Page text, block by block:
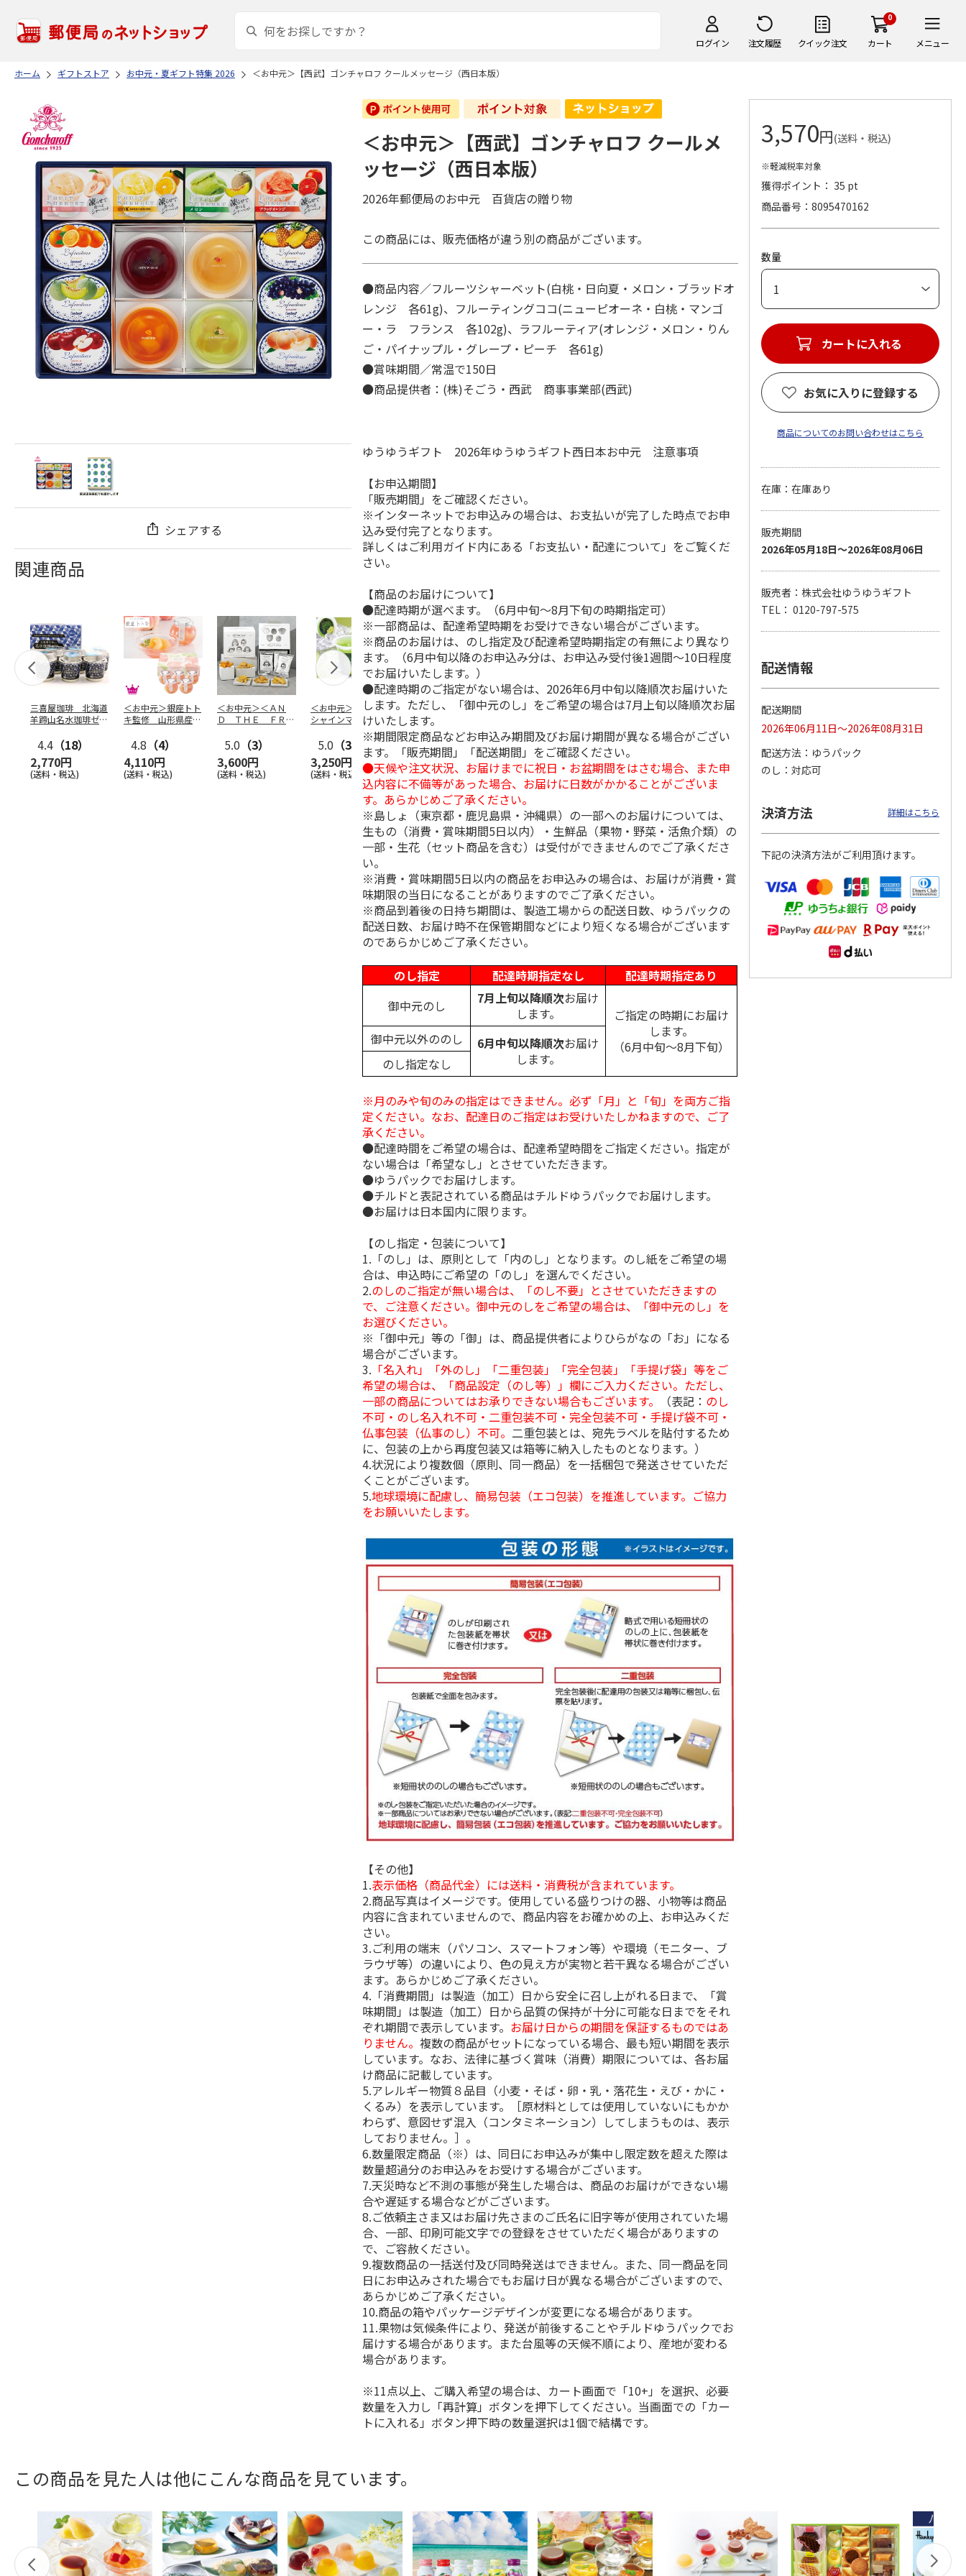
ログイン 注文履歴 クイック注文
0
カート メニュー
ホーム ギフトストア お中元・夏ギフト特集 2026 ＜お中元＞【西武】ゴンチャロフ クールメッセージ（西日本版）
シェアする
関連商品
三喜屋珈琲 北海道
羊蹄山名水珈琲ゼリ
4.4 （18）
2,770円
(送料・税込)
＜お中元＞銀座トト
キ監修 山形県産白
版）
4.8 （4）
4,110円
(送料・税込)
＜お中元＞＜ＡＮ
Ｄ ＴＨＥ ＦＲＩ
ト５種
…
5.0 （3）
3,600円
(送料・税込)
＜お中元＞長野県産
シャインマスカット
5.0 （3）
3,250円
(送料・税込)
＜お中元＞北海道羊
蹄山名水珈琲ゼリー
７個
4.3（3）
2,980円
(送料・税込)
＜お中元＞＜ひとと
ュレパフェ～国産フ
ルー…
4.7（10）
2,980円
(送料・税込)
＜お中元＞日本橋
ートジェリー ９個
入（…
5.0（3）
4,500円
(送料・税込)
＜お中元＞彩果の宝
コレクション（東日
本版…
5.0 （7）
3,570円
(送料・税込)
＜お中元＞日本橋
ートジェリー ６個
4.7
（3）
3,400円
(送料・税込)
（東日本版）
＜お中元＞【西武】ゴンチャロフ クールメ
ッセージ（西日本版）
2026年郵便局のお中元 百貨店の贈り物
この商品には、販売価格が違う別の商品がございます。
●商品内容／フルーツシャーベット(白桃・日向夏・メロン・ブラッドオ
レンジ 各61g)、フルーティングココ(ニューピオーネ・白桃・マンゴ
ー・ラ フランス 各102g)、ラフルーティア(オレンジ・メロン・りん
ご・パイナップル・グレープ・ピーチ 各61g)
●賞味期間／常温で150日
●商品提供者：(株)そごう・西武 商事事業部(西武)
ゆうゆうギフト 2026年ゆうゆうギフト西日本お中元 注意事項
【お申込期間】
「販売期間」をご確認ください。
※インターネットでお申込みの場合は、お支払いが完了した時点でお申
込み受付完了となります。
詳しくはご利用ガイド内にある「お支払い・配達について」をご覧くだ
さい。
【商品のお届けについて】
●配達時期が選べます。（6月中旬～8月下旬の時期指定可）
※一部商品は、配達希望時期をお受けできない場合がございます。
※商品のお届けは、のし指定及び配達希望時期指定の有無により異なり
ます。（6月中旬以降のお申込み分は、お申込み受付後1週間～10日程度
でお届けいたします。）
●配達時期のご指定がない場合は、2026年6月中旬以降順次お届けいた
します。ただし、「御中元のし」をご希望の場合は7月上旬以降順次お届
けいたします。
※期間限定商品などお申込み期間及びお届け期間が異なる場合がござい
ます。「販売期間」「配送期間」をご確認ください。
●天候や注文状況、お届けまでに祝日・お盆期間をはさむ場合、また申
込内容に不備等があった場合、お届けに日数がかかることがございま
す。あらかじめご了承ください。
※島しょ（東京都・鹿児島県・沖縄県）の一部へのお届けについては、
生もの（消費・賞味期間5日以内）・生鮮品（果物・野菜・活魚介類）の
一部・生花（セット商品を含む）は受付ができませんのでご了承くださ
い。
※消費・賞味期間5日以内の商品をお申込みの場合は、お届けが消費・賞
味期限の当日になることがありますのでご了承ください。
※商品到着後の日持ち期間は、製造工場からの配送日数、ゆうパックの
配送日数、お届け時不在保管期間などにより短くなる場合がございます
のであらかじめご了承ください。
のし指定
配達時期指定なし
配達時期指定あり
御中元のし
7月上旬以降順次お届け
します。
ご指定の時期にお届け
します。
（6月中旬～8月下旬）
御中元以外ののし 6月中旬以降順次お届け
します。
のし指定なし
※月のみや旬のみの指定はできません。必ず「月」と「旬」を両方ご指
定ください。なお、配達日のご指定はお受けいたしかねますので、ご了
承ください。
●配達時間をご希望の場合は、配達希望時間をご指定ください。指定が
ない場合は「希望なし」とさせていただきます。
●ゆうパックでお届けします。
●チルドと表記されている商品はチルドゆうパックでお届けします。
●お届けは日本国内に限ります。
【のし指定・包装について】
1.「のし」は、原則として「内のし」となります。のし紙をご希望の場
合は、申込時にご希望の「のし」を選んでください。
2.のしのご指定が無い場合は、「のし不要」とさせていただきますの
で、ご注意ください。御中元のしをご希望の場合は、「御中元のし」を
お選びください。
※「御中元」等の「御」は、商品提供者によりひらがなの「お」になる
場合がございます。
3. 「名入れ」「外のし」「二重包装」「完全包装」「手提げ袋」等をご
希望の場合は、「商品設定（のし等）」欄にご入力ください。ただし、
一部の商品についてはお承りできない場合もございます。
（表記： のし
不可・のし名入れ不可・二重包装不可・完全包装不可・手提げ袋不可・
仏事包装（仏事のし）不可。 二重包装とは、宛先ラベルを貼付するため
に、包装の上から再度包装又は箱等に納入したものとなります。）
4.状況により複数個（原則、同一商品）を一括梱包で発送させていただ
くことがございます。
5.地球環境に配慮し、簡易包装（エコ包装）を推進しています。ご協力
をお願いいたします。
【その他】
1.表示価格（商品代金）には送料・消費税が含まれています。
2.商品写真はイメージです。使用している盛りつけの器、小物等は商品
内容に含まれていませんので、商品内容をお確かめの上、お申込みくだ
さい。
3.ご利用の端末（パソコン、スマートフォン等）や環境（モニター、ブ
ラウザ等）の違いにより、色の見え方が実物と若干異なる場合がござい
ます。あらかじめご了承ください。
4.「消費期間」は製造（加工）日から安全に召し上がれる日まで、「賞
味期間」は製造（加工）日から品質の保持が十分に可能な日までをそれ
ぞれ期間で表示しています。 お届け日からの期間を保証するものではあ
りません。複数の商品がセットになっている場合、最も短い期間を表示
しています。なお、法律に基づく賞味（消費）期限については、各お届
け商品に記載しています。
5.アレルギー物質８品目（小麦・そば・卵・乳・落花生・えび・かに・
くるみ）を表示しています。［原材料としては使用していないにもかか
わらず、意図せず混入（コンタミネーション）してしまうものは、表示
しておりません。］。
6.数量限定商品（※）は、同日にお申込みが集中し限定数を超えた際は
数量超過分のお申込みをお受けする場合がございます。
7.天災時など不測の事態が発生した場合は、商品のお届けができない場
合や遅延する場合などがございます。
8.ご依頼主さま又はお届け先さまのご氏名に旧字等が使用されていた場
合、一部、印刷可能文字での登録をさせていただく場合がありますの
で、ご容赦ください。
9.複数商品の一括送付及び同時発送はできません。また、同一商品を同
日にお申込みされた場合でもお届け日が異なる場合がございますので、
あらかじめご了承ください。
10.商品の箱やパッケージデザインが変更になる場合があります。
11.果物は気候条件により、発送が前後することやチルドゆうパックでお
届けする場合があります。また台風等の天候不順により、産地が変わる
場合があります。
※11点以上、ご購入希望の場合は、カート画面で「10+」を選択、必要
数量を入力し「再計算」ボタンを押下してください。当画面での「カー
トに入れる」ボタン押下時の数量選択は1個で結構です。
3,570円(送料・税込)
※軽減税率対象
獲得ポイント： 35 pt
商品番号
8095470162
数量
カートに入れる
お気に入りに登録する
商品についてのお問い合わせはこちら
在庫：在庫あり
販売期間
2026年05月18日～2026年08月06日
販売者：株式会社ゆうゆうギフト
TEL： 0120-797-575
配送情報
配送期間
2026年06月11日～2026年08月31日
配送方法
ゆうパック
のし
対応可
決済方法 詳細はこちら
下記の決済方法がご利用頂けます。
この商品を見た人は他にこんな商品を見ています。